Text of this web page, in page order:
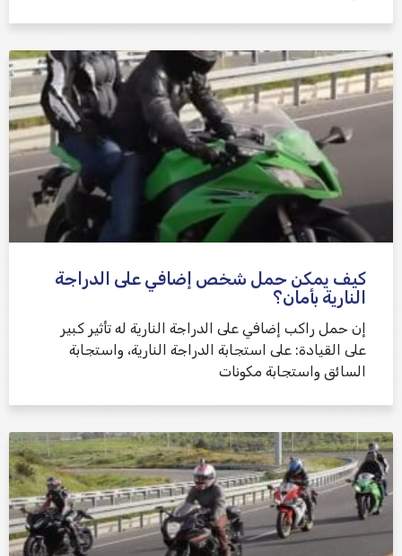
كيف يمكن حمل شخص إضافي على الدراجة
النارية بأمان؟
إن حمل راكب إضافي على الدراجة النارية له تأثير كبير
على القيادة: على استجابة الدراجة النارية، واستجابة
السائق واستجابة مكونات